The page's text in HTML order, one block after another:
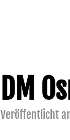
DM
Veröffentlicht